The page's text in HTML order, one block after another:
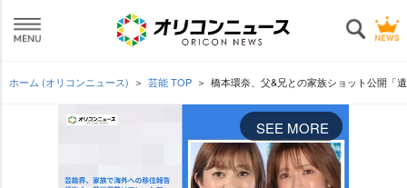
ホーム (オリコンニュース) 芸能 TOP 橋本環奈、父&兄との家族ショット公開「
SEE MORE